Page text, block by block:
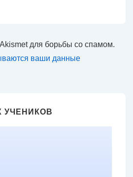
Akismet для борьбы со спамом.
ваши данные